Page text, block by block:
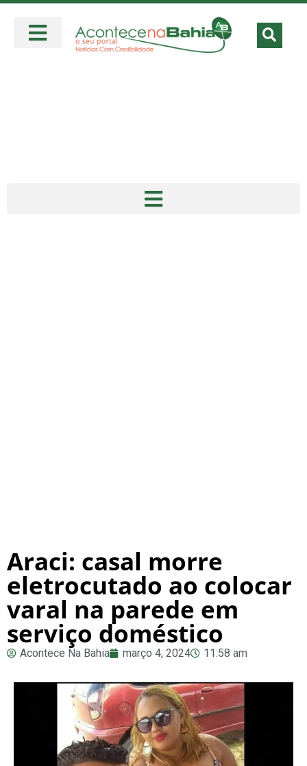
Araci: casal morre
eletrocutado ao colocar
varal na parede em
serviço doméstico
Acontece Na Bahia março 4, 2024 11:58 am